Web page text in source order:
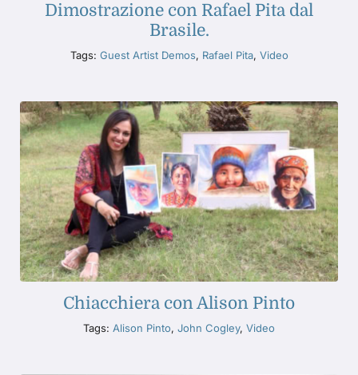
Dimostrazione con Rafael Pita dal
Brasile.
Tags: Guest Artist Demos, Rafael Pita, Video
Chiacchiera con Alison Pinto
Tags: Alison Pinto, John Cogley, Video